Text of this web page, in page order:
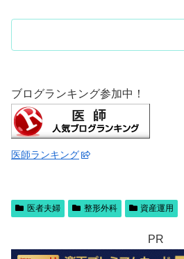
ブログランキング参加中！
医師ランキング
医者夫婦 整形外科 資産運用
PR